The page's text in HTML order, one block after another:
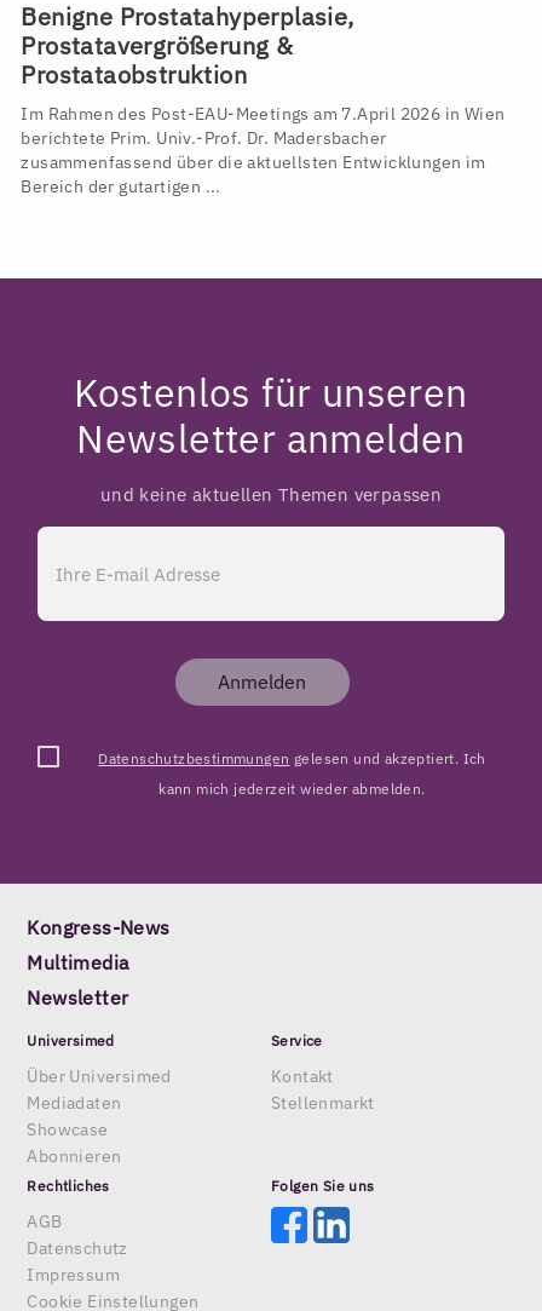
Benigne Prostatahyperplasie,
Prostatavergrößerung &
Prostataobstruktion
Im Rahmen des Post-EAU-Meetings am 7.April 2026 in Wien
berichtete Prim. Univ.-Prof. Dr. Madersbacher
zusammenfassend über die aktuellsten Entwicklungen im
Bereich der gutartigen ...
Kostenlos für unseren
Newsletter anmelden
und keine aktuellen Themen verpassen
Anmelden
Datenschutzbestimmungen gelesen und akzeptiert. Ich
kann mich jederzeit wieder abmelden.
Kongress-News
Multimedia
Newsletter
Universimed
Über Universimed
Mediadaten
Showcase
Abonnieren
Service
Kontakt
Stellenmarkt
Rechtliches
AGB
Datenschutz
Impressum
Cookie Einstellungen
Folgen Sie uns